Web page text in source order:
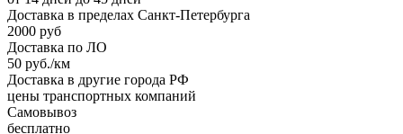
Доставка в пределах Санкт-Петербурга
2000 руб
Доставка по ЛО
50 руб./км
Доставка в другие города РФ
цены транспортных компаний
Самовывоз
бесплатно